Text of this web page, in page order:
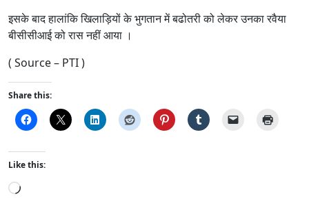
इसके बाद हालांकि खिलाड़ियों के भुगतान में बढोतरी को लेकर उनका रवैया
बीसीसीआई को रास नहीं आया ।
( Source – PTI )
Share this:
Like this:
L